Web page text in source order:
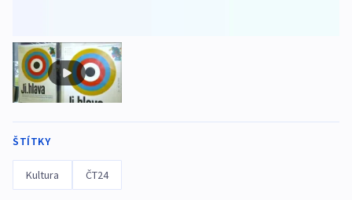
ŠTÍTKY
Kultura ČT24